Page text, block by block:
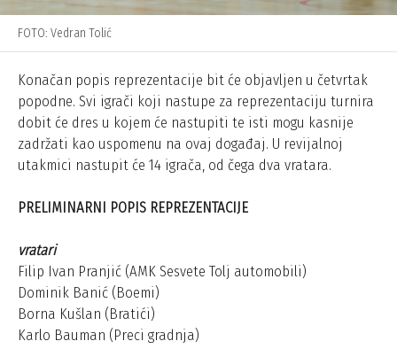
FOTO: Vedran Tolić
Konačan popis reprezentacije bit će objavljen u četvrtak
popodne. Svi igrači koji nastupe za reprezentaciju turnira
dobit će dres u kojem će nastupiti te isti mogu kasnije
zadržati kao uspomenu na ovaj događaj. U revijalnoj
utakmici nastupit će 14 igrača, od čega dva vratara.
PRELIMINARNI POPIS REPREZENTACIJE
vratari
Filip Ivan Pranjić (AMK Sesvete Tolj automobili)
Dominik Banić (Boemi)
Borna Kušlan (Bratići)
Karlo Bauman (Preci gradnja)